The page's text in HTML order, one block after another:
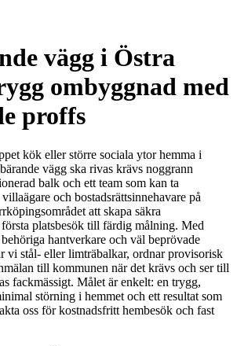
vägg i Östra
ombyggnad med
proffs
kök eller större sociala ytor hemma i
vägg ska rivas krävs noggrann
balk och ett team som kan ta
och bostadsrättsinnehavare på
att skapa säkra
platsbesök till färdig målning. Med
hantverkare och väl beprövade
vi stål- eller limträbalkar, ordnar provisorisk
till kommunen när det krävs och ser till
fackmässigt. Målet är enkelt: en trygg,
störning i hemmet och ett resultat som
oss för kostnadsfritt hembesök och fast